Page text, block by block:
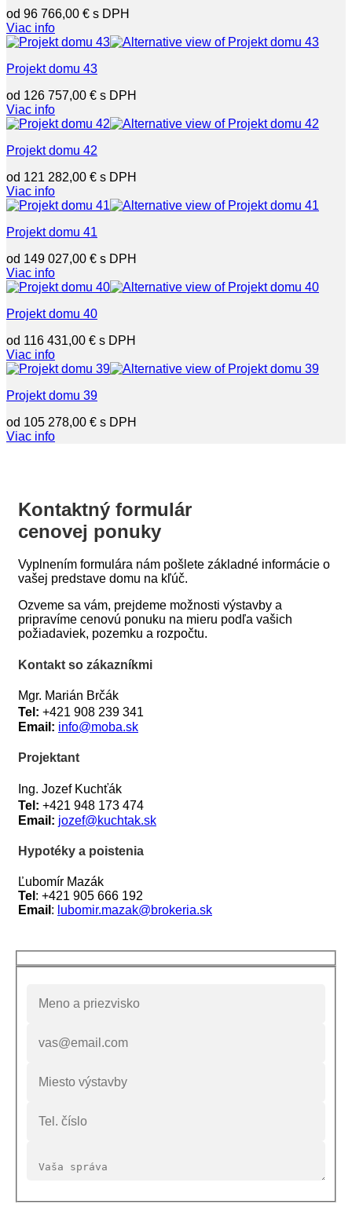
96 766,00 €
Viac info
Projekt domu 43
126 757,00 €
Viac info
Projekt domu 42
121 282,00 €
Viac info
Projekt domu 41
149 027,00 €
Viac info
Projekt domu 40
116 431,00 €
Viac info
Projekt domu 39
105 278,00 €
Viac info
Kontaktný formulár
cenovej ponuky
Vyplnením formulára nám pošlete základné informácie o
vašej predstave domu na kľúč.
Ozveme sa vám, prejdeme možnosti výstavby a
pripravíme cenovú ponuku na mieru podľa vašich
požiadaviek, pozemku a rozpočtu.
Kontakt so zákazníkmi
Mgr. Marián Brčák
Tel: +421 908 239 341
Email: info@moba.sk
Projektant
Ing. Jozef Kuchťák
Tel: +421 948 173 474
Email: jozef@kuchtak.sk
Hypotéky a poistenia
Ľubomír Mazák
Tel : +421 905 666 192
Email : lubomir.mazak@brokeria.sk